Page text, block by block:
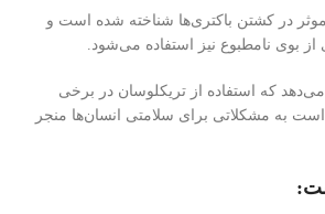
موثر در کشتن باکتری‌ها شناخته شده است و
بوی نامطبوع نیز استفاده می‌شود.
که استفاده از تریکلوسان در برخی
به مشکلاتی برای سلامتی انسان‌ها منجر